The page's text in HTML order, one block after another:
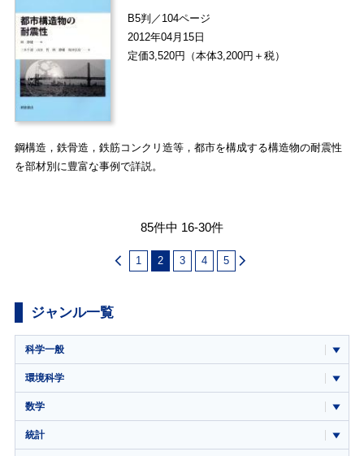
B5判／104ページ
2012年04月15日
定価3,520円（本体3,200円＋税）
鋼構造，鉄骨造，鉄筋コンクリ造等，都市を構成する構造物の耐震性
を部材別に豊富な事例で詳説。
85件中 16-30件
1 2 3 4 5
ジャンル一覧
科学一般
環境科学
数学
統計